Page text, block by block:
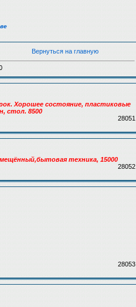
Вернуться на главную
Хорошее состояние, пластиковые
стол. 8500
28051
техника, 15000
28052
28053